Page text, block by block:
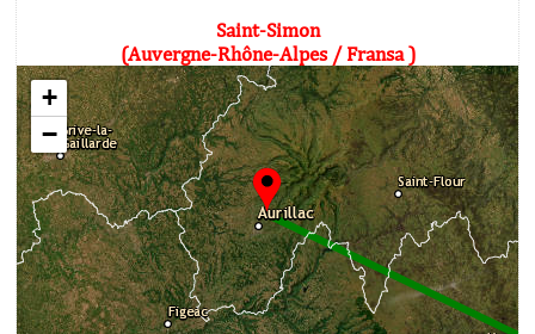
Saint-Simon
(Auvergne-Rhône-Alpes / Fransa )
+
−